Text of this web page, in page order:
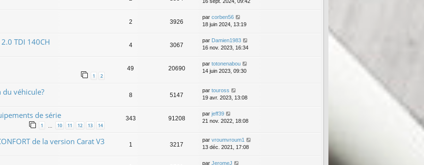
16 sept. 2024, 09:42
2 3926
par corben56
18 juin 2024, 13:19
TDI 140CH 4 3067
par Damien1983
16 nov. 2023, 16:34
1 2
49 20690
par totonenabou
14 juin 2023, 09:30
véhicule? 8 5147
par touross
19 avr. 2023, 13:08
de série
1 10 11 12 13 14
343 91208
par jeff39
21 nov. 2022, 18:08
de la version Carat V3 1 3217
par vroumvroum1
13 déc. 2021, 17:08
par JeromeJ